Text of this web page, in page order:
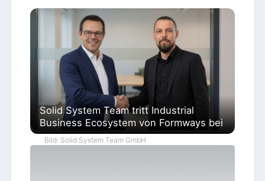
Solid System Team tritt Industrial
Business Ecosystem von Formways bei
Bild: Solid System Team GmbH